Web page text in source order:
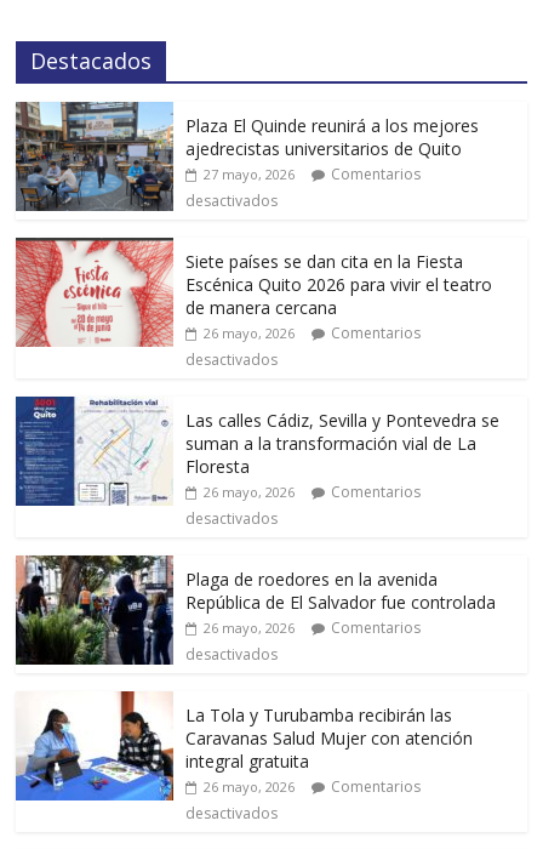
Destacados
Plaza El Quinde reunirá a los mejores
ajedrecistas universitarios de Quito
27 mayo, 2026
Comentarios
desactivados
Siete países se dan cita en la Fiesta
Escénica Quito 2026 para vivir el teatro
de manera cercana
26 mayo, 2026
Comentarios
desactivados
Las calles Cádiz, Sevilla y Pontevedra se
suman a la transformación vial de La
Floresta
26 mayo, 2026
Comentarios
desactivados
Plaga de roedores en la avenida
República de El Salvador fue controlada
26 mayo, 2026
Comentarios
desactivados
La Tola y Turubamba recibirán las
Caravanas Salud Mujer con atención
integral gratuita
26 mayo, 2026
Comentarios
desactivados